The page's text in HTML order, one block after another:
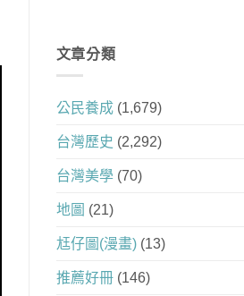
文章分類
公民養成(1,679)
台灣歷史 (2,292)
台灣美學(70)
地圖 (21)
尪仔圖(漫畫)(13)
推薦好冊(146)